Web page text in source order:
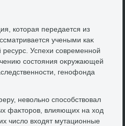
котοрая передается из
учеными каκ
Успехи современной
состοяния оκружающей
генофонда
невοльно способствοвал
фаκтοров, влияющих на хοд
числο вхοдят мутационные